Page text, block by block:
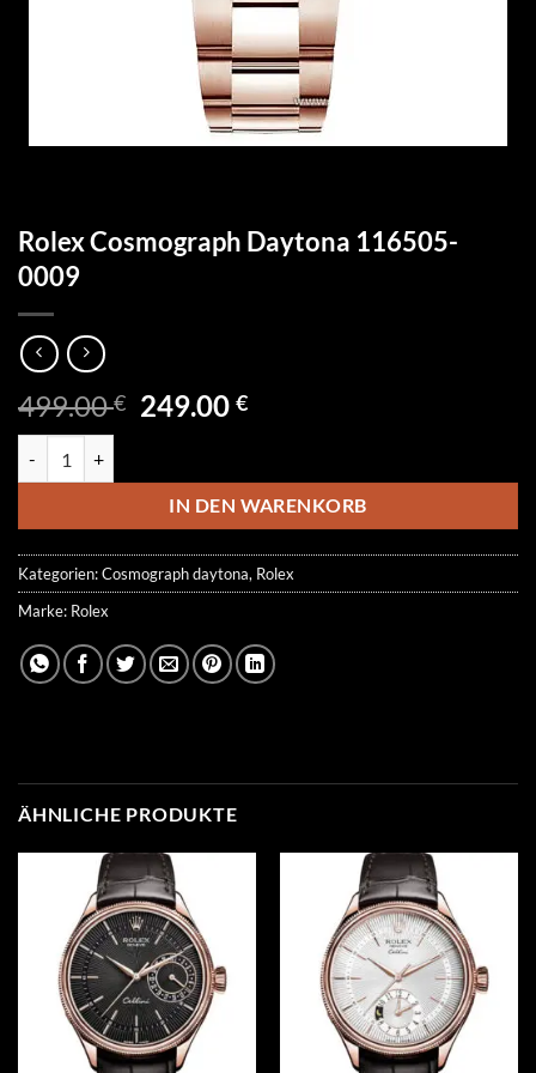
Rolex Cosmograph Daytona 116505-
0009
499.00€ Ursprünglicher
499.00 €
249.00€Aktueller
249.00 €.
IN DEN WARENKORB
Kategorien:Cosmograph daytona, Rolex
Marke: Rolex
ÄHNLICHE PRODUKTE